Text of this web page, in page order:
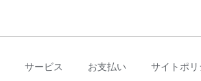
サービス お支払い サイトポリ